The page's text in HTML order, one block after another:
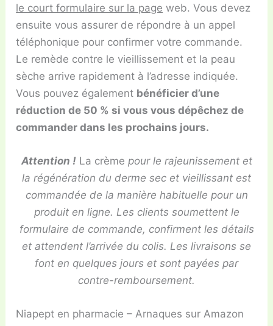
le court formulaire sur la page web. Vous devez
ensuite vous assurer de répondre à un appel
téléphonique pour confirmer votre commande.
Le remède contre le vieillissement et la peau
sèche arrive rapidement à l’adresse indiquée.
Vous pouvez également bénéficier d’une
réduction de 50 % si vous vous dépêchez de
commander dans les prochains jours.
Attention !La crème pour le rajeunissement et
la régénération du derme sec et vieillissant est
commandée de la manière habituelle pour un
produit en ligne. Les clients soumettent le
formulaire de commande, confirment les détails
et attendent l’arrivée du colis. Les livraisons se
font en quelques jours et sont payées par
contre-remboursement.
Niapept en pharmacie – Arnaques sur Amazon